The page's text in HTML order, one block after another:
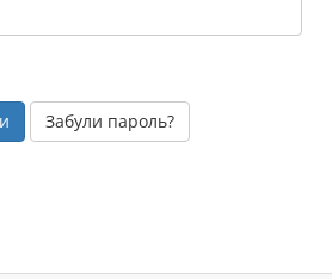
Забули пароль?